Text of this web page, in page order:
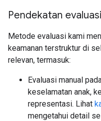
Pendekatan evaluasi
Metode evaluasi kami
keamanan terstruktur di
relevan, termasuk:
Evaluasi manual
keselamatan anak,
representasi. Lihat
mengetahui detail